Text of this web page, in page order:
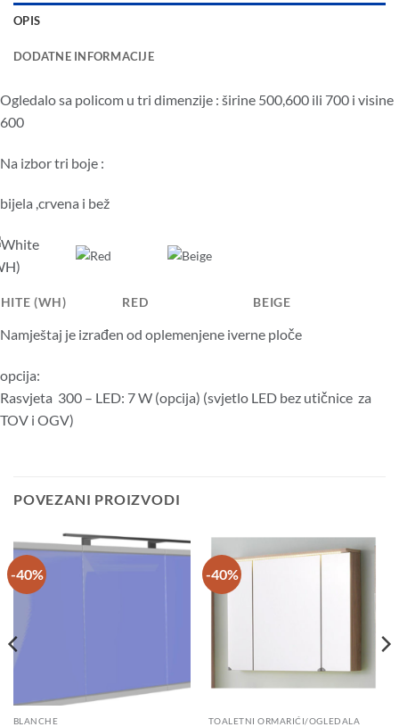
OPIS
DODATNE INFORMACIJE
Ogledalo sa policom u tri dimenzije : širine 500,600 ili 700 i visine
600
Na izbor tri boje :
bijela ,crvena i bež
(WH) RED BEIGE
Namještaj je izrađen od oplemenjene iverne ploče
opcija:
Rasvjeta 300 – LED: 7 W (opcija) (svjetlo LED bez utičnice za
TOV i OGV)
POVEZANI PROIZVODI
-40%
BLANCHE
-40%
TOALETNI ORMARIĆI/OGLEDALA